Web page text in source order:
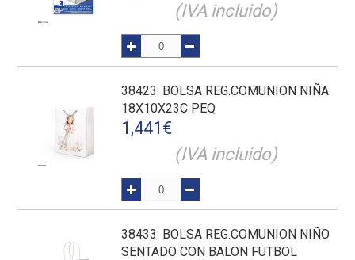
(IVA incluido)
38423: BOLSA REG.COMUNION NIÑA
18X10X23C PEQ
1,441 €
(IVA incluido)
38433: BOLSA REG.COMUNION NIÑO
SENTADO CON BALON FUTBOL